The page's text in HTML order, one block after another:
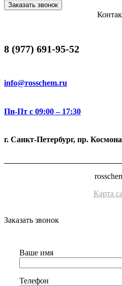
Заказать звонок
8 (977) 691-95-52
info@rosschem.ru
Пн-Пт с 09:00 – 17:30
г. Санкт-Петербург, пр.
Карта
Заказать звонок
Ваше имя
Телефон